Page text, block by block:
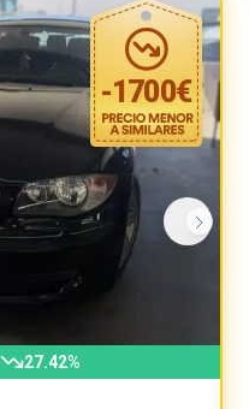
-1700€
27.42%